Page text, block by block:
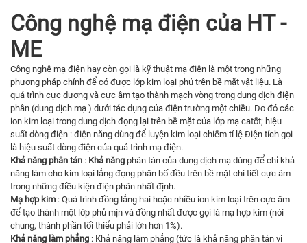
Công nghệ mạ điện của HT -
ME
Công nghệ mạ điện hay còn gọi là kỹ thuật mạ điện là một trong những
phương pháp chính để có được lớp kim loại phủ trên bề mặt vật liệu. Là
quá trình cực dương và cực âm tạo thành mạch vòng trong dung dịch điện
phân (dung dịch mạ ) dưới tác dụng của điện trường một chiều. Do đó các
ion kim loại trong dung dịch đọng lại trên bề mặt của lớp mạ catốt; hiệu
suất dòng điện : điện năng dùng để luyện kim loại chiếm tỉ lệ Điện tích gọi
là hiệu suất dòng điện của quá trình mạ điện.
Khả năng phân tán : Khả năng phân tán của dung dịch mạ dùng để chỉ khả
năng làm cho kim loại lắng đọng phân bố đều trên bề mặt chi tiết cực âm
trong những điều kiện điện phân nhất định.
Mạ hợp kim : Quá trình đồng lắng hai hoặc nhiều ion kim loại trên cực âm
để tạo thành một lớp phủ mịn và đồng nhất được gọi là mạ hợp kim (nói
chung, thành phần tối thiểu phải lớn hơn 1%).
Khả năng làm phẳng : Khả năng làm phẳng (tức là khả năng phân tán vi